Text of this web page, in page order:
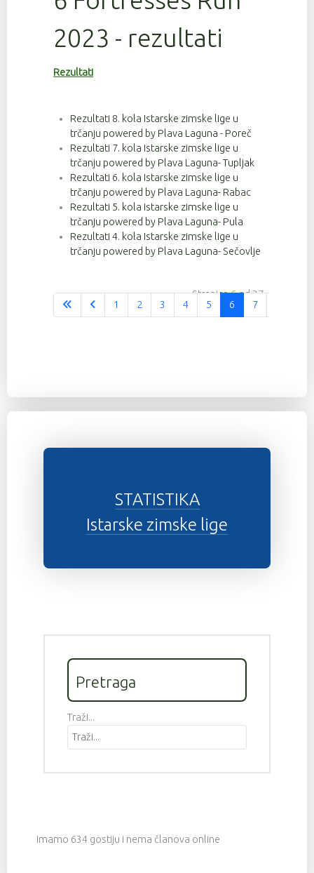
2023 - rezultati
Rezultati
Rezultati 8. kola Istarske zimske lige u
trčanju powered by Plava Laguna - Poreč
Rezultati 7. kola Istarske zimske lige u
trčanju powered by Plava Laguna- Tupljak
Rezultati 6. kola Istarske zimske lige u
trčanju powered by Plava Laguna- Rabac
Rezultati 5. kola Istarske zimske lige u
trčanju powered by Plava Laguna- Pula
Rezultati 4. kola Istarske zimske lige u
trčanju powered by Plava Laguna- Sečovlje
Stranica 6 od 37
1
2 3 4 5 6 7
STATISTIKA
Istarske zimske lige
Pretraga
Traži...
Imamo 634 gostiju i nema članova online